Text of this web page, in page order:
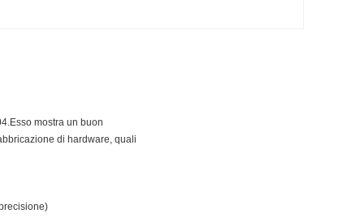
mostra un buon
di hardware, quali